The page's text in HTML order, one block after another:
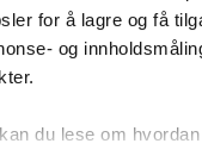
for å lagre og få
og
kan du lese om